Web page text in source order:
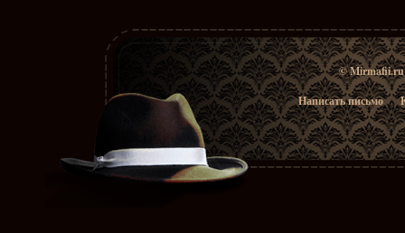
© Mirmafii.ru
Написать письмо